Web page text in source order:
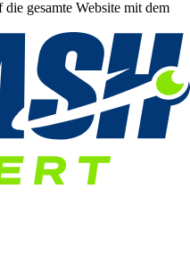
gesamte Website mit dem